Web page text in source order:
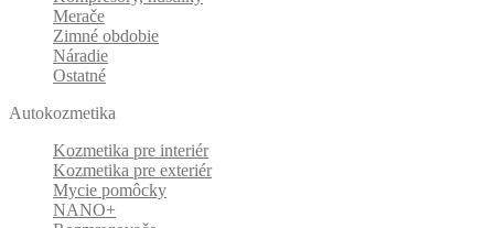
Merače
Zimné obdobie
Náradie
Ostatné
Autokozmetika
Kozmetika pre interiér
Kozmetika pre exteriér
Mycie pomôcky
NANO+